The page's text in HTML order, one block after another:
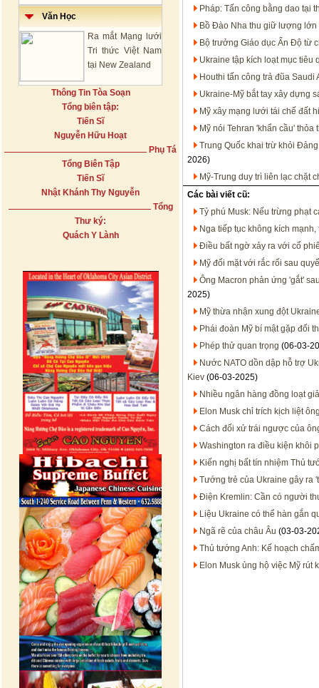
Văn Học
Ra mắt Mạng lưới
Tri thức Việt Nam
tại New Zealand
Thông Tin Tòa Soạn
Tổng biên tập:
Tiến Sĩ
Nguyễn Hữu Hoạt
Phụ Tá
Tổng Biên Tập
Tiến Sĩ
Nhật Khánh Thy Nguyễn
Tổng
Thư ký:
Quách Y Lành
Pháp: Tấn công bằng dao tại
Bồ Đào Nha thu giữ lượng
Bộ trưởng Giáo dục Ấn Độ từ
Ukraine tập kích loạt mục tiêu
Houthi tấn công trả đũa
Ukraine-Mỹ bắt tay xây dựng
Mỹ xây mạng lưới tái chế đất
Mỹ nói Tehran 'khẩn cầu'
Trung Quốc khai trừ khỏi
2026)
Mỹ-Trung duy trì liên lạc chặt
Các bài viết cũ:
Tỷ phú Musk: Nếu trừng phạt
Nga tiếp tục không kích
Điều bất ngờ xảy ra với cổ
Mỹ đối mặt với rắc rối sau
Ông Macron phản ứng 'gắt'
2025)
Mỹ thừa nhận xung đột
Phái đoàn Mỹ bí mật gặp đối
Phép thử quan trọng (06-03-
Nước NATO dồn dập hỗ trợ
Kiev (06-03-2025)
Nhiều ngân hàng đồng loạt
Elon Musk chỉ trích kịch liệt
Cách đối xử trái ngược của
Washington ra điều kiện khôi
Kiến nghị bất tín nhiệm Thủ
Tướng trẻ của Ukraine gây ra
Điện Kremlin: Cần có người
Liệu Ukraine có thể hàn gắn
Ngã rẽ của châu Âu (03-03-
Thủ tướng Anh: Kế hoạch
Elon Musk ủng hộ việc Mỹ rút